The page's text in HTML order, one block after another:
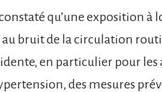
qu’une exposition
au bruit de la circulation
en particulier pour les
des mesures